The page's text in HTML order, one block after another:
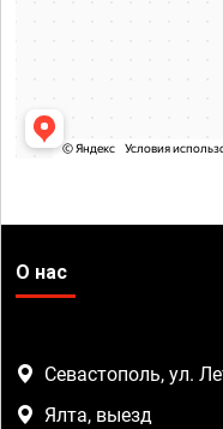
О нас
Севастополь, ул.
Ялта, выезд